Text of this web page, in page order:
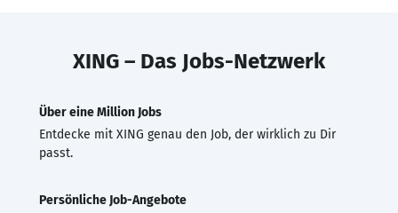
XING – Das Jobs-Netzwerk
Über eine Million Jobs
Entdecke mit XING genau den Job, der wirklich zu Dir
passt.
Persönliche Job-Angebote